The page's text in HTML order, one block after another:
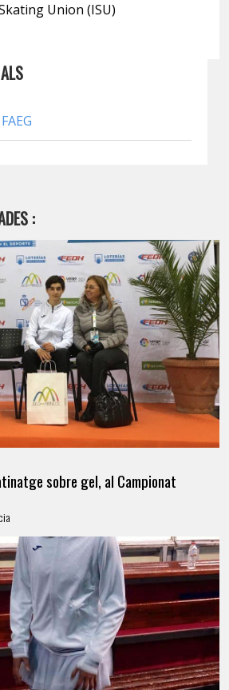
Union (ISU)
:
sobre gel, al Campionat